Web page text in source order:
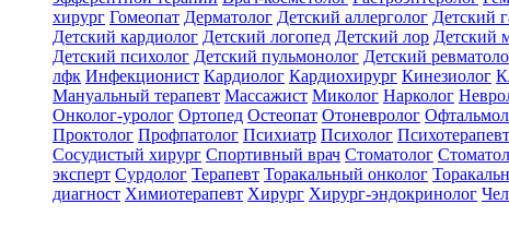
хирург Гомеопат Дерматолог Детский аллерголог Детский
Детский кардиолог Детский логопед Детский лор Детский
Детский психолог Детский пульмонолог Детский
лфк Инфекционист Кардиолог Кардиохирург Кинезиолог
Мануальный терапевт Массажист Миколог Нарколог
Онколог-уролог Ортопед Остеопат Отоневролог
Проктолог Профпатолог Психиатр Психолог Психотерапевт
Сосудистый хирург Спортивный врач Стоматолог
эксперт Сурдолог Терапевт Торакальный онколог
диагност Химиотерапевт Хирург Хирург-эндокринолог